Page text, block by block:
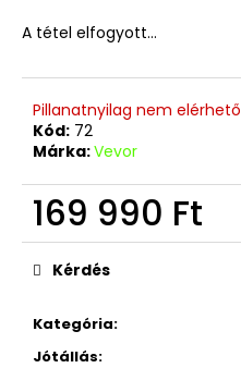
A tétel elfogyott…
Pillanatnyilag nem elérhető
Kód: 72
Márka:Vevor
169 990 Ft
Egységár:
Kategória:
Jótállás:
Kérdés